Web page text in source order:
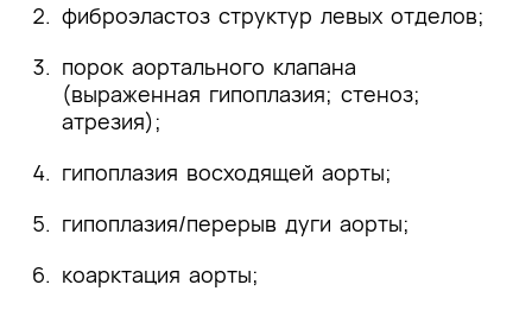
фиброэластоз структур левых отделов;
порок аортального клапана
(выраженная гипоплазия; стеноз;
атрезия);
гипоплазия восходящей аорты;
гипоплазия/перерыв дуги аорты;
коарктация аорты;